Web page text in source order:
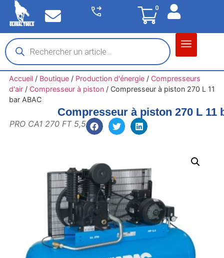
0
Accueil/ Boutique/ Production d'énergie/ Compresseurs
d'air/ Compresseur à piston/ Compresseur à piston 270 L 11
bar ABAC
Compresseur à piston 270 L 11
PRO CA1 270 FT 5,5